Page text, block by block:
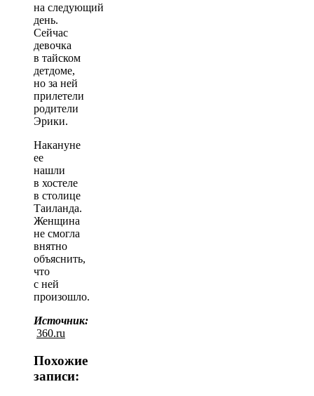
на следующий
день.
Сейчас
девочка
в тайском
детдоме,
но за ней
прилетели
родители
Эрики.
Накануне
ее
нашли
в хостеле
в столице
Таиланда.
Женщина
не смогла
внятно
объяснить,
что
с ней
произошло.
Источник:
360.ru
Похожие
записи: